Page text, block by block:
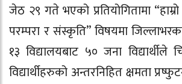
जेठ २९ गते भएको प्रतियोगितामा “हाम्रो
परम्परा र संस्कृति” विषयमा
१३ विद्यालयबाट ५० जना विद्यार्थीले
विद्यार्थीहरुको अन्तरनिहित क्षमता